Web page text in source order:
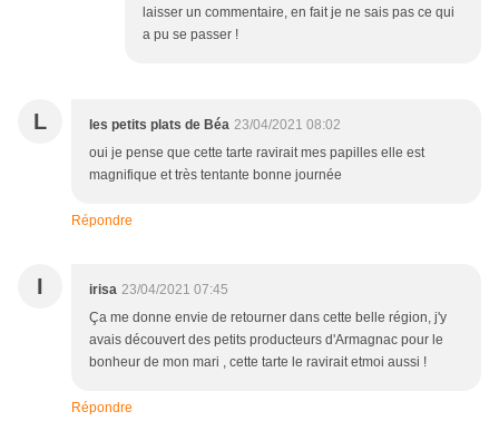
laisser un commentaire, en fait je ne sais pas ce qui
a pu se passer !
L les petits plats de Béa 23/04/2021 08:02
oui je pense que cette tarte ravirait mes papilles elle est
magnifique et très tentante bonne journée
Répondre
I irisa 23/04/2021 07:45
Ça me donne envie de retourner dans cette belle région, j'y
avais découvert des petits producteurs d'Armagnac pour le
bonheur de mon mari , cette tarte le ravirait etmoi aussi !
Répondre